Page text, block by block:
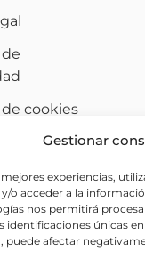
Gestionar
experiencias,
o acceder a la
nos permitirá
identificaciones únicas
afectar
cookies